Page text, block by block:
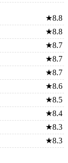
★8.8
★8.8
★8.7
★8.7
★8.7
★8.6
★8.5
★8.4
★8.3
★8.3